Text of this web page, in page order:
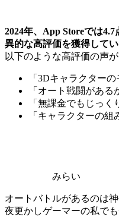
2024年、App Storeでは
異的な高評価を獲得して
以下のような高評価の声が
「3Dキャラクター
「オート戦闘がある
「無課金でもじっく
「キャラクターの組
みらい
オートバトルがあるのは神
夜更かしゲーマーの私で